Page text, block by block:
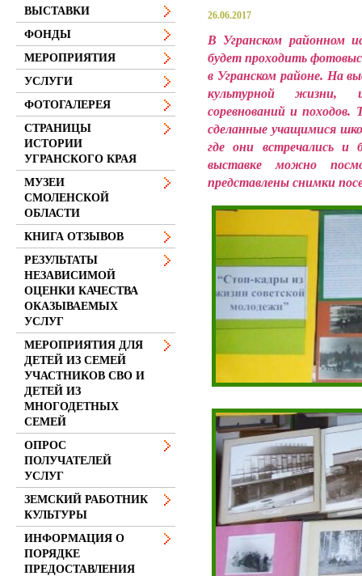
26.06.2017
В Угранском районном
будет проходить
в Угранском районе. На
культурной жизни,
соревнований и
сделанные учащимися
где они встречались и
выставке можно
представлены снимки
ВЫСТАВКИ
ФОНДЫ
МЕРОПРИЯТИЯ
УСЛУГИ
ФОТОГАЛЕРЕЯ
СТРАНИЦЫ
ИСТОРИИ
УГРАНСКОГО КРАЯ
МУЗЕИ
СМОЛЕНСКОЙ
ОБЛАСТИ
КНИГА ОТЗЫВОВ
РЕЗУЛЬТАТЫ
НЕЗАВИСИМОЙ
ОЦЕНКИ КАЧЕСТВА
ОКАЗЫВАЕМЫХ
УСЛУГ
МЕРОПРИЯТИЯ ДЛЯ
ДЕТЕЙ ИЗ СЕМЕЙ
УЧАСТНИКОВ СВО И
ДЕТЕЙ ИЗ
МНОГОДЕТНЫХ
СЕМЕЙ
ОПРОС
ПОЛУЧАТЕЛЕЙ
УСЛУГ
ЗЕМСКИЙ РАБОТНИК
КУЛЬТУРЫ
ИНФОРМАЦИЯ О
ПОРЯДКЕ
ПРЕДОСТАВЛЕНИЯ